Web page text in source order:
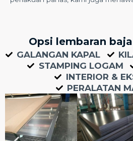
Opsi lembaran
GALANGAN KAPAL
STAMPING LOGAM
INTERIOR &
PERALATAN